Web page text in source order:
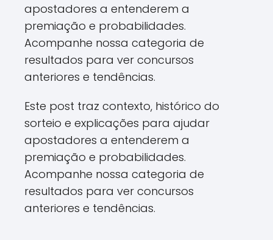
apostadores a entenderem a
premiação e probabilidades.
Acompanhe nossa categoria de
resultados para ver concursos
anteriores e tendências.
Este post traz contexto, histórico do
sorteio e explicações para ajudar
apostadores a entenderem a
premiação e probabilidades.
Acompanhe nossa categoria de
resultados para ver concursos
anteriores e tendências.